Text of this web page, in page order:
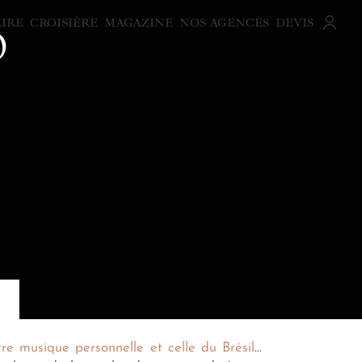
CROISIÈRE MAGAZINE NOS AGENCES DEVIS
musique personnelle et celle du Brésil…